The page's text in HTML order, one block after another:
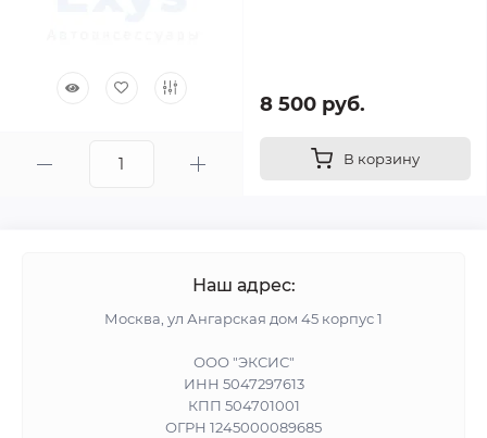
8 500 руб.
В корзину
Наш адрес:
Москва, ул Ангарская дом 45 корпус 1
ООО "ЭКСИС"
ИНН 5047297613
КПП 504701001
ОГРН 1245000089685